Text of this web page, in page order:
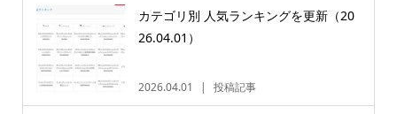
カテゴリ別 人気ランキングを更新（20
26.04.01）
2026.04.01 投稿記事